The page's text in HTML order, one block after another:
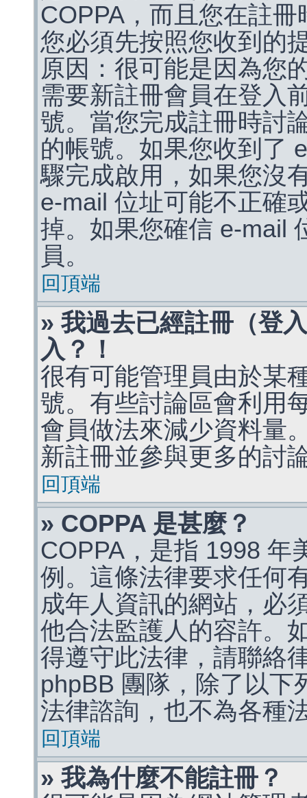
COPPA，而且您在註
您必須先按照您收到的
原因：很可能是因為您
需要新註冊會員在登入
號。當您完成註冊時討
的帳號。如果您收到了
驟完成啟用，如果您沒
e-mail 位址可能不正確
掉。如果您確信 e-mail
員。
回頂端
» 我過去已經註冊（登
入？！
很有可能管理員由於某
號。有些討論區會利用
會員做法來減少資料量
新註冊並參與更多的討
回頂端
» COPPA 是甚麼？
COPPA，是指 1998 年
例。這條法律要求任何
成年人資訊的網站，必
他合法監護人的容許。
得遵守此法律，請聯絡
phpBB 團隊，除了以下
法律諮詢，也不為各種
回頂端
» 我為什麼不能註冊？